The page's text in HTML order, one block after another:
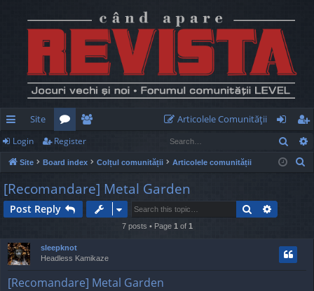
ui
ck
lin
ks
Site
or
u
m
s
e
m
be
Articolele Comunităţii
og
in
eg
ist
Login Register
Site Board index Colțul comunității Articolele comunității
[Recomandare] Metal Garden
Post Reply Search
7 posts • Page 1 of 1
sleepknot
Headless Kamikaze
[Recomandare] Metal Garden